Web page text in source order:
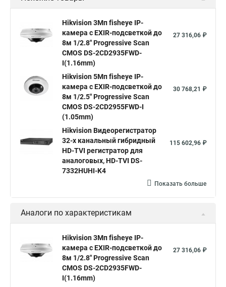
Hikvision купить Hikvision уличная ip камера
Hikvision poe
Hikvision 2 8 mm Hikvision camera Hikvision 2cd1148 i b
Видеонаблюдение Ip видеокамеры
Hikvision 2cd2142fwd
Hikvision ds 2cd1148 hikvision ds 2cd1148 i b
hikvision ds 2cd2042wd i Видеокамера hikvision
Видеокамеры hikvision ds
Камера Hikvision ds 2ce16d8t
Видеокамера hikvision hiwatch
Камера Hikvision ds 2cd2442fwd
Уличная камера Hikvision ip camera
Hikvision поворотная камера Hikvision купольная
Нikvision микрофон Hikvision поворотная
Hikvision 3Мп fisheye IP-
камера c EXIR-подсветкой до
8м 1/2.8" Progressive Scan
CMOS DS-2CD2935FWD-
I(1.16mm)
27 316,06 ₽
Hikvision 5Мп fisheye IP-
камера c EXIR-подсветкой до
8м 1/2.5" Progressive Scan
CMOS DS-2CD2955FWD-I
(1.05mm)
30 768,21 ₽
Hikvision Видеорегистратор
32-х канальный гибридный
HD-TVI регистратор для
аналоговых, HD-TVI DS-
7332HUHI-K4
115 602,96 ₽
Показать больше
Аналоги по характеристикам
Hikvision 3Мп fisheye IP-
камера c EXIR-подсветкой до
8м 1/2.8" Progressive Scan
CMOS DS-2CD2935FWD-
I(1.16mm)
27 316,06 ₽